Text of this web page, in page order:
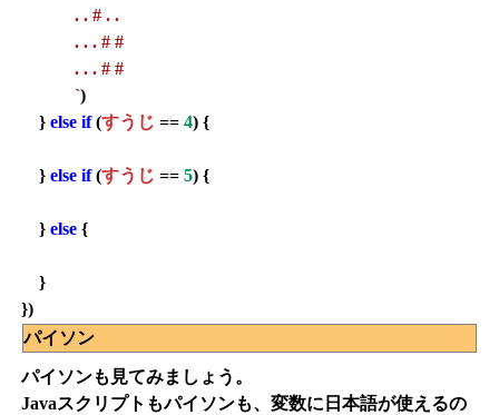
. . # . .
. . . # #
. . . # #
`)
} else if(すうじ == 4) {
} else if(すうじ == 5) {
} else {
}
})
パイソン
パイソンも見てみましょう。
Javaスクリプトもパイソンも、変数に日本語が使えるの